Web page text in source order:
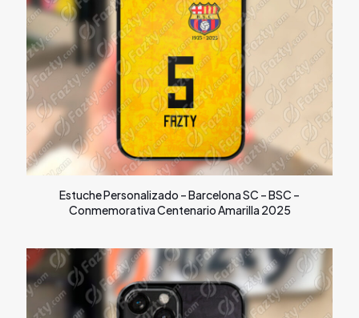
Estuche Personalizado – Barcelona SC – BSC –
Conmemorativa Centenario Amarilla 2025